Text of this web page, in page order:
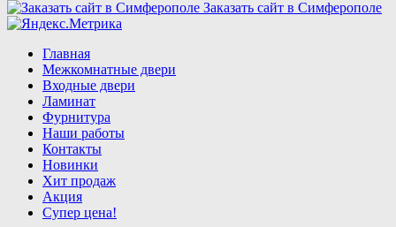
Заказать сайт в Симферополe
Главная
Межкомнатные двери
Входные двери
Ламинат
Фурнитура
Наши работы
Контакты
Новинки
Хит продаж
Акция
Супер цена!